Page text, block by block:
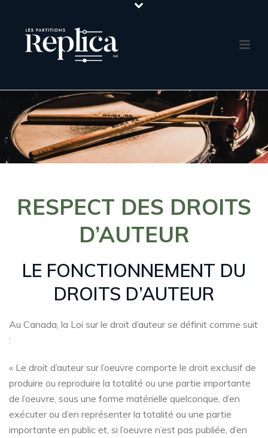
RESPECT DES DROITS
D’AUTEUR
LE FONCTIONNEMENT DU
DROITS D’AUTEUR
Au Canada, la Loi sur le droit d’auteur se définit comme suit
:
« Le droit d’auteur sur l’oeuvre comporte le droit exclusif de
produire ou reproduire la totalité ou une partie importante
de l’oeuvre, sous une forme matérielle quelconque, d’en
exécuter ou d’en représenter la totalité ou une partie
importante en public et, si l’oeuvre n’est pas publiée, d’en